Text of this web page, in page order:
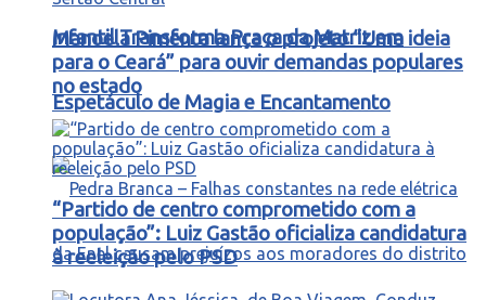
Infantil Transforma Praça da Matriz em
Espetáculo de Magia e Encantamento
Manoela Pimenta lança o projeto “Uma ideia
para o Ceará” para ouvir demandas populares
no estado
“Partido de centro comprometido com a
população”: Luiz Gastão oficializa candidatura
à reeleição pelo PSD